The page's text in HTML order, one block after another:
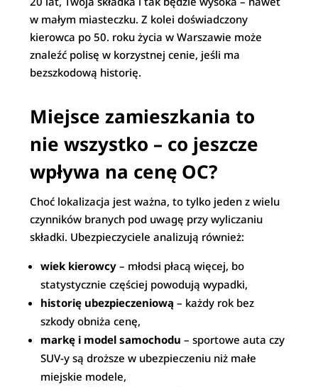
w małym miasteczku. Z kolei doświadczony
kierowca po 50. roku życia w Warszawie może
znaleźć polisę w korzystnej cenie, jeśli ma
bezszkodową historię.
Miejsce zamieszkania to
nie wszystko – co jeszcze
wpływa na cenę OC?
Choć lokalizacja jest ważna, to tylko jeden z wielu
czynników branych pod uwagę przy wyliczaniu
składki. Ubezpieczyciele analizują również:
wiek kierowcy – młodsi płacą więcej, bo
statystycznie częściej powodują wypadki,
historię ubezpieczeniową – każdy rok bez
szkody obniża cenę,
markę i model samochodu – sportowe auta czy
SUV-y są droższe w ubezpieczeniu niż małe
miejskie modele,